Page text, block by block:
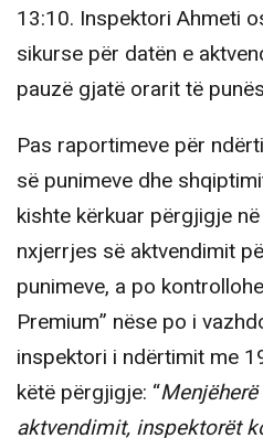
13:10. Inspektori Ahmeti
sikurse për datën e
pauzë gjatë orarit të
Pas raportimeve për
së punimeve dhe
kishte kërkuar përgjigje
nxjerrjes së aktvendimit
punimeve, a po
Premium” nëse po i
inspektori i ndërtimit me
këtë përgjigje: “
aktvendimit, inspektorët